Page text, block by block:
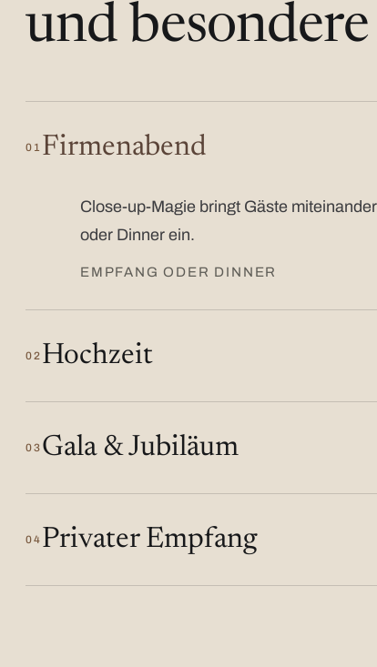
und besondere
01 Firmenabend
Close-up-Magie bringt Gäste
oder Dinner ein.
EMPFANG ODER DINNER
02 Hochzeit
03 Gala & Jubiläum
04 Privater Empfang